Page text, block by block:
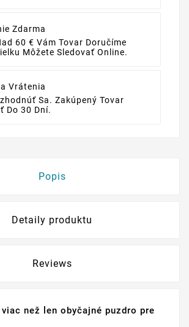
Zdarma
60 € Vám Tovar Doručíme
Môžete Sledovať Online.
Vrátenia
Sa. Zakúpený Tovar
Do 30 Dní.
Popis
Detaily produktu
Reviews
než len obyčajné puzdro pre